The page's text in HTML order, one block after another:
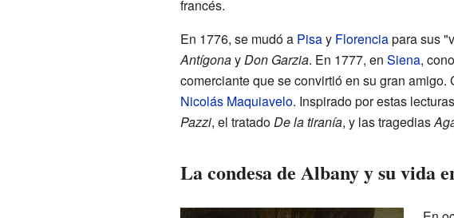
francés.
En 1776, se mudó a Pisay Florenciapara sus
AntígonayDon Garzia. En 1777, en Siena,
comerciante que se convirtió en su gran
Nicolás Maquiavelo. Inspirado por estas
Pazzi, el tratadoDe la tiranía, y las tragedias
La condesa de Albany y su vida